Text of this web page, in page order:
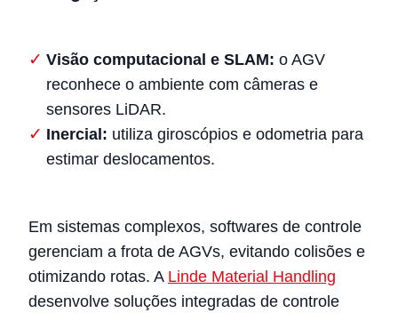
Visão computacional e SLAM: o AGV
reconhece o ambiente com câmeras e
sensores LiDAR.
Inercial: utiliza giroscópios e odometria para
estimar deslocamentos.
Em sistemas complexos, softwares de controle
gerenciam a frota de AGVs, evitando colisões e
otimizando rotas. A Linde Material Handling
desenvolve soluções integradas de controle